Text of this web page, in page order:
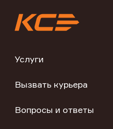
Услуги
Вызвать курьера
Вопросы и ответы